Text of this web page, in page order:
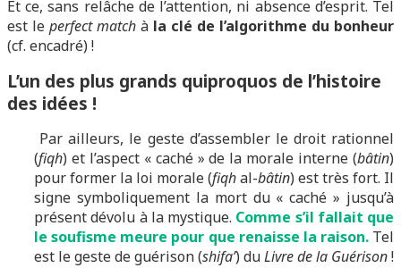
Et ce, sans relâche de l’attention, ni absence d’esprit. Tel
est le perfect match à la clé de l’algorithme du bonheur
(cf. encadré) !
L’un des plus grands quiproquos de l’histoire
des idées !
Par ailleurs, le geste d’assembler le droit rationnel
(fiqh) et l’aspect « caché » de la morale interne (bâtin)
pour former la loi morale (fiqhal-bâtin) est très fort. Il
signe symboliquement la mort du « caché » jusqu’à
présent dévolu à la mystique. Comme s’il fallait que
le soufisme meure pour que renaisse la raison.Tel
est le geste de guérison (shifa’) duLivre de la Guérison!